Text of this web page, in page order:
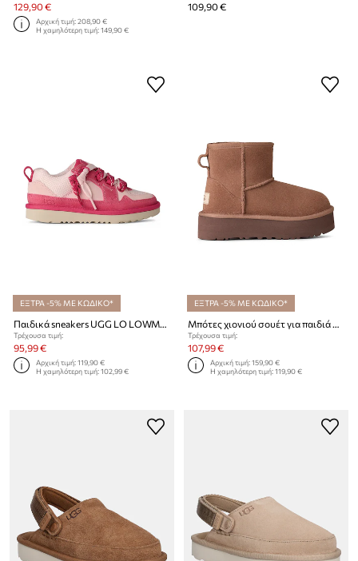
129,90 €
Αρχική τιμή:208,90 €
Η χαμηλότερη τιμή:149,90 €
109,90 €
ΕΞΤΡΑ -5% ΜΕ ΚΩΔΙΚΟ*
Παιδικά sneakers UGG LO LOWMEL
Τρέχουσα τιμή:
95,99 €
Αρχική τιμή:119,90 €
Η χαμηλότερη τιμή:102,99 €
ΕΞΤΡΑ -5% ΜΕ ΚΩΔΙΚΟ*
Μπότες χιονιού σουέτ για παιδιά UGG CLASSIC MINI PLATFORM
Τρέχουσα τιμή:
107,99 €
Αρχική τιμή:159,90 €
Η χαμηλότερη τιμή:119,90 €